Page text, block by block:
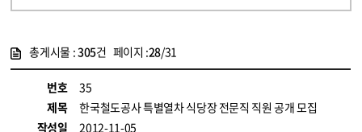
총게시물 :305건 페이지 :28/31
번호
35
제목
한국철도공사 특별열차 식당장 전문직 직원 공개 모집
작성일
2012-11-05